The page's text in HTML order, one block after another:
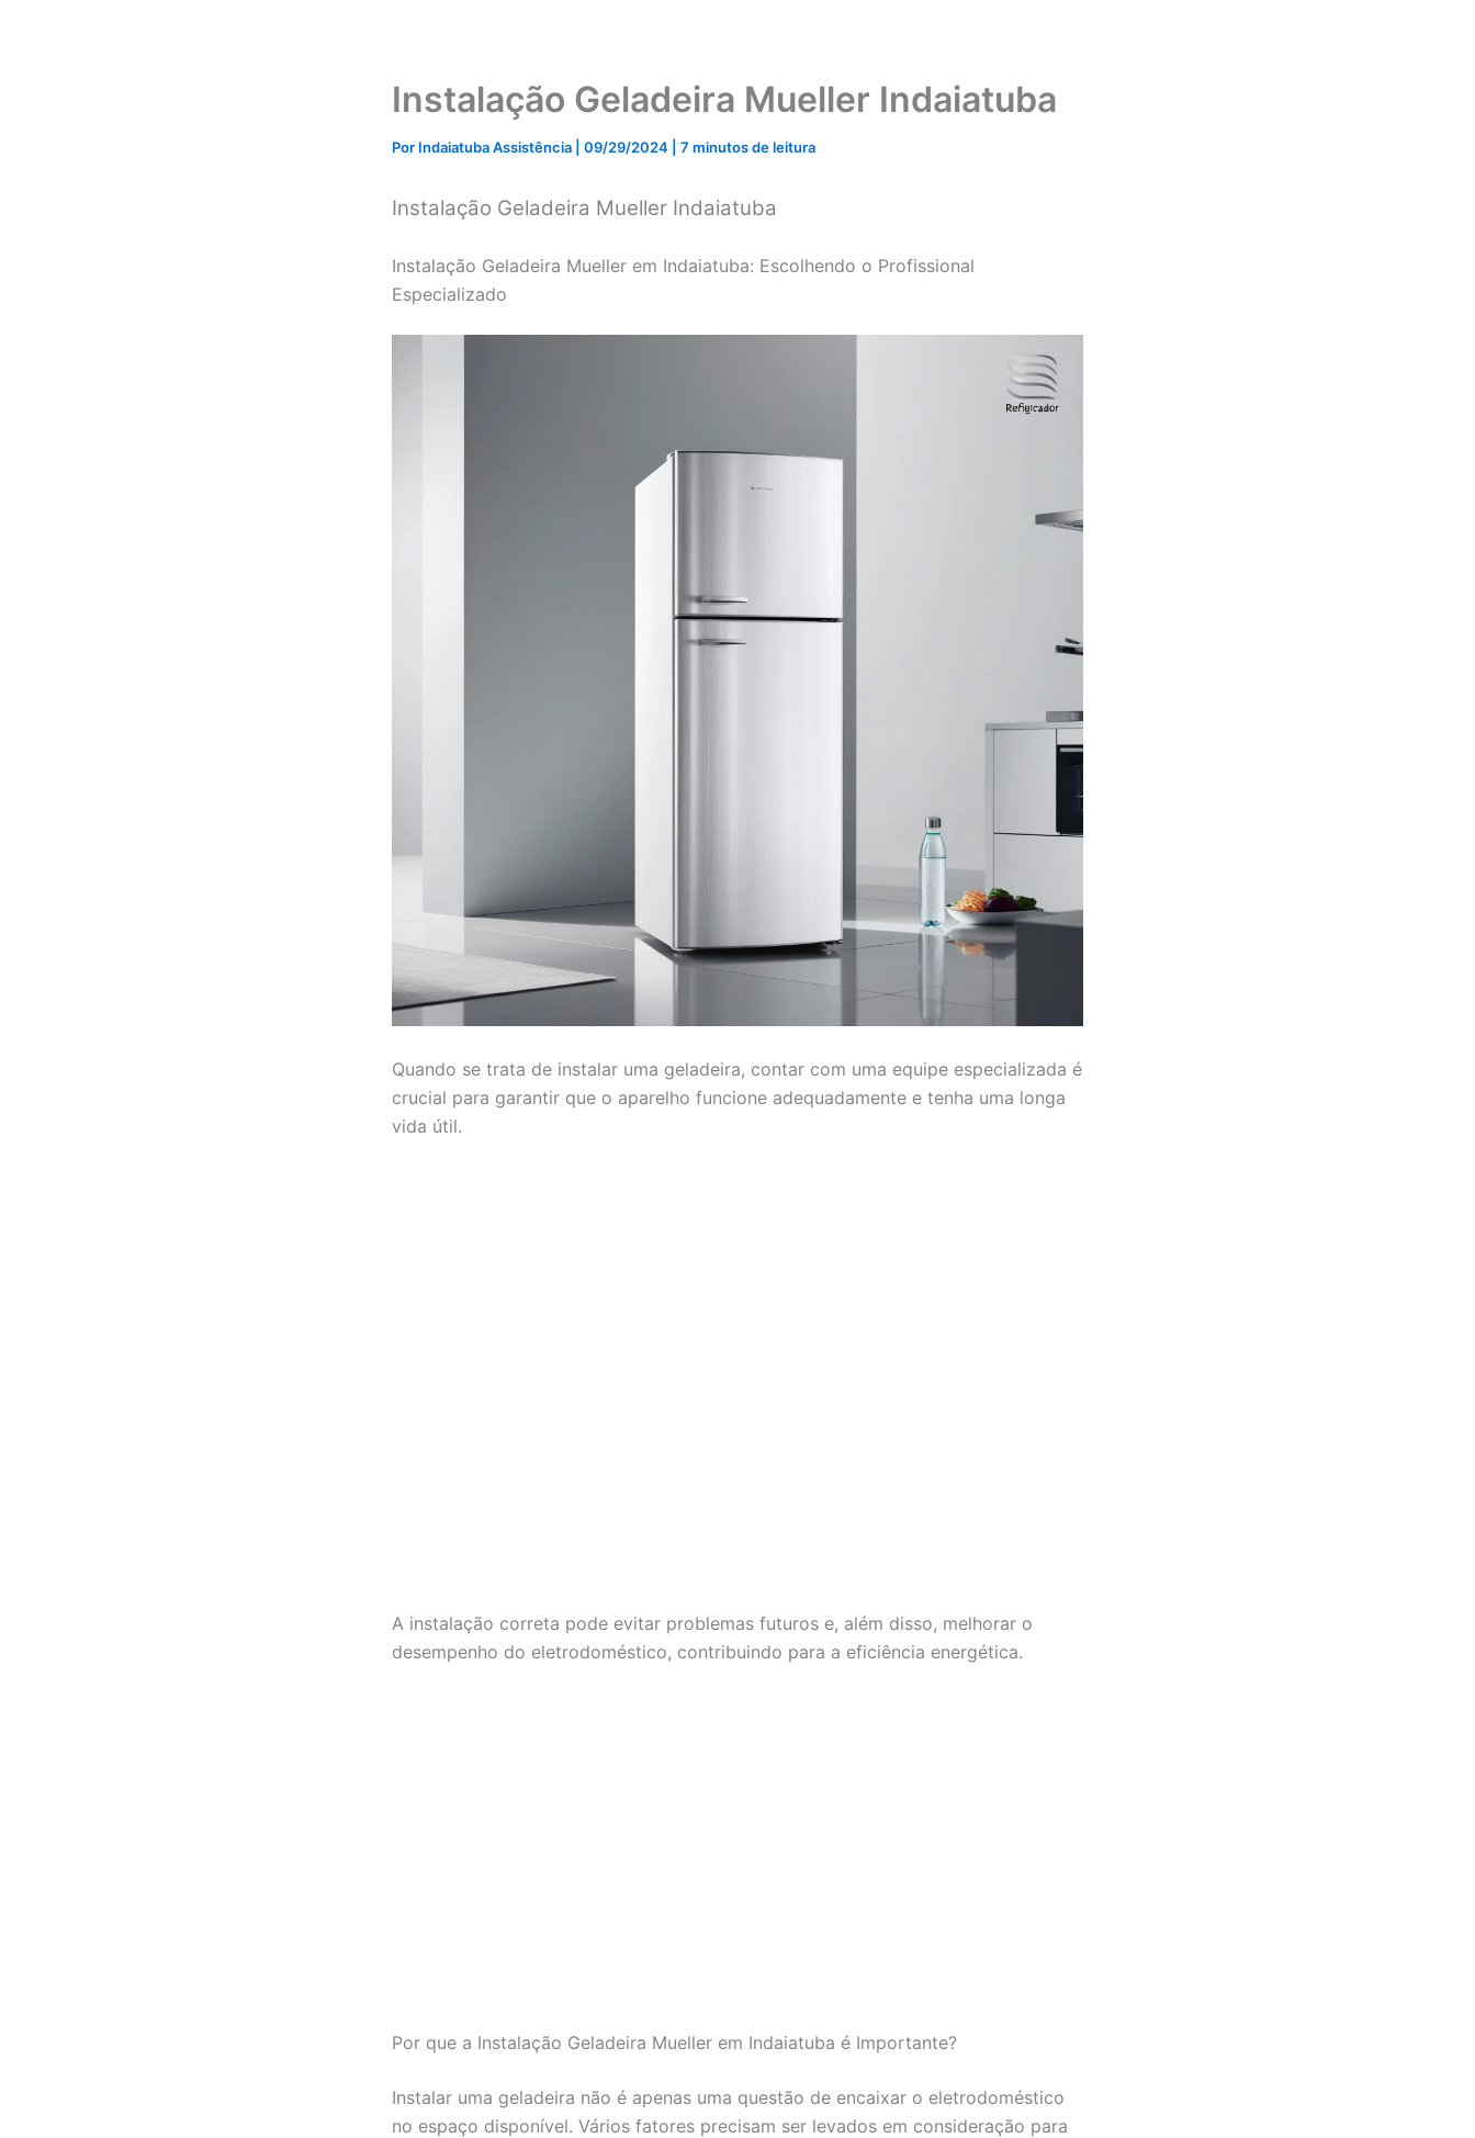
Instalação Geladeira Mueller Indaiatuba
Por Indaiatuba Assistência 09/29/2024 7 minutos de leitura
Instalação Geladeira Mueller Indaiatuba
Instalação Geladeira Mueller em Indaiatuba: Escolhendo o Profissional
Especializado
Quando se trata de instalar uma geladeira, contar com uma equipe especializada é
crucial para garantir que o aparelho funcione adequadamente e tenha uma longa
vida útil.
A instalação correta pode evitar problemas futuros e, além disso, melhorar o
desempenho do eletrodoméstico, contribuindo para a eficiência energética.
Por que a Instalação Geladeira Mueller em Indaiatuba é Importante?
Instalar uma geladeira não é apenas uma questão de encaixar o eletrodoméstico
no espaço disponível. Vários fatores precisam ser levados em consideração para